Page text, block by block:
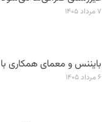
۷ مرداد ۱۴۰۵
بایننس و معمای همکاری
۶ مرداد ۱۴۰۵